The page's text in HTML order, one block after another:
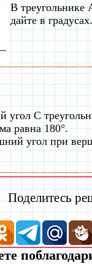
В треугольнике
дайте в градусах.
угол С
равна 180°.
угол при
Поделитесь